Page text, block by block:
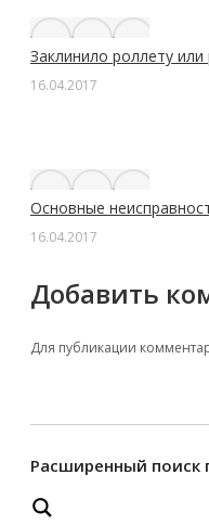
Заклинило роллету
16.04.2017
Основные
16.04.2017
Добавить
Для публикации
Расширенный поиск